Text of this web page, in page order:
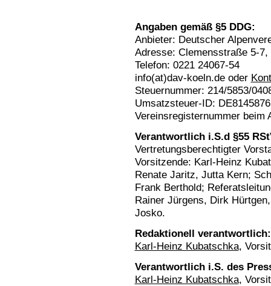
Angaben gemäß §5 DDG:
Anbieter: Deutscher
Adresse: Clemensstraße 5-7,
Telefon: 0221 24067-54
info(at)dav-koeln.de oder
Steuernummer: 214/5853/
Umsatzsteuer-ID:
Vereinsregisternummer beim
Verantwortlich i.S.d §55
Vertretungsberechtigter
Vorsitzende: Karl-Heinz
Renate Jaritz, Jutta Kern;
Frank Berthold;
Rainer Jürgens, Dirk
Josko.
Redaktionell verantwortlich:
Karl-Heinz Kubatschka,
Verantwortlich i.S. des
Karl-Heinz Kubatschka,